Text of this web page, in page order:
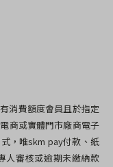
消費額度會員且於指定
商或實體門市廠商電子
，唯skm pay付款、紙
人審核或逾期未繳納款